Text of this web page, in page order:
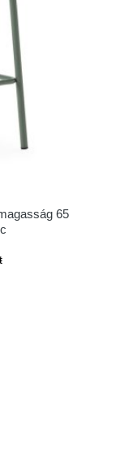
65